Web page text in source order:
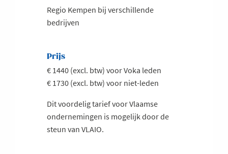
Regio Kempen bij verschillende
bedrijven
Prijs
€ 1440 (excl. btw) voor Voka leden
€ 1730 (excl. btw) voor niet-leden
Dit voordelig tarief voor Vlaamse
ondernemingen is mogelijk door de
steun van VLAIO.